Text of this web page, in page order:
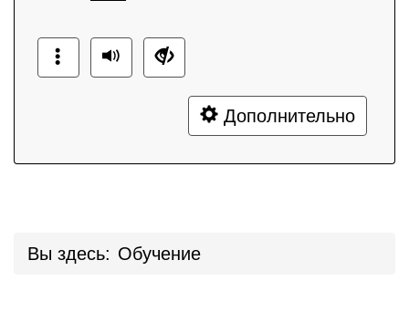
Дополнительно
Вы здесь: Обучение